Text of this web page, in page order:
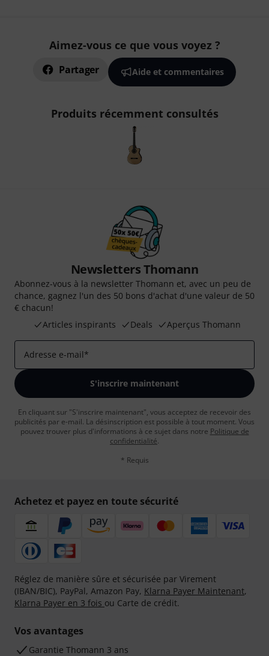
Aimez-vous ce que vous voyez ?
Partager Aide et commentaires
Produits récemment consultés
Newsletters Thomann
Abonnez-vous à la newsletter Thomann et, avec un peu de
chance, gagnez l'un des 50 bons d'achat d'une valeur de 50
€ chacun!
Articles inspirants
Deals Aperçus Thomann
Adresse e-mail*
S'inscrire maintenant
En cliquant sur "S'inscrire maintenant", vous acceptez de recevoir des
publicités par e-mail. La désinscription est possible à tout moment. Vous
pouvez trouver plus d'informations à ce sujet dans notre Politique de
confidentialité.
* Requis
Achetez et payez en toute sécurité
Réglez de manière sûre et sécurisée par Virement
(IBAN/BIC), PayPal, Amazon Pay, Klarna Payer Maintenant,
Klarna Payer en 3 fois ou Carte de crédit.
Vos avantages
Ga­ran­tie Thomann 3 ans